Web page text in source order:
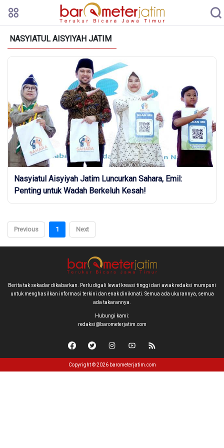
NASYIATUL AISYIYAH JATIM
Nasyiatul Aisyiyah Jatim Luncurkan Sahara, Emil:
Penting untuk Wadah Berkeluh Kesah!
Previous 1 Next
Berita tak sekadar dikabarkan. Perlu digali lewat kreasi tinggi dari awak redaksi mumpuni
untuk menghasilkan informasi terkini dan enak dinikmati. Semua ada ukurannya, semua
ada takarannya.
Hubungi kami:
redaksi@barometerjatim.com
Copyright © 2026 barometerjatim.com